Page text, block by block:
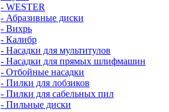
- WESTER
- Абразивные диски
- Вихрь
- Калибр
- Насадки для мультитулов
- Насадки для прямых шлифмашин
- Отбойные насадки
- Пилки для лобзиков
- Пилки для сабельных пил
- Пильные диски